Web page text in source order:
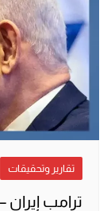
تقارير وتحقيقات
ترامب إيران